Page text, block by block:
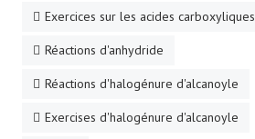
Exercices sur les acides carboxyliques
Réactions d'anhydride
Réactions d'halogénure d'alcanoyle
Exercises d'halogénure d'alcanoyle